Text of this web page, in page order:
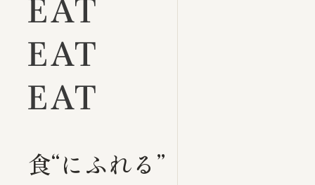
EAT
EAT
EAT
食“にふれる”